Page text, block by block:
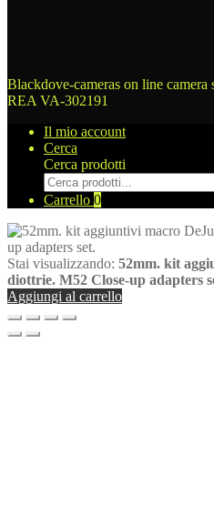
Blackdove-cameras on line camera
REA VA-302191
Il mio account
Cerca
Cerca prodotti
Carrello 0
Stai visualizzando: 52mm. kit
diottrie. M52 Close-up adapters
Aggiungi al carrello